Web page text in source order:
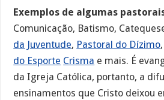
Exemplos de algumas
Comunicação, Batismo,
da Juventude, Pastoral do Dízimo
do Esporte Crisma e mais. É
da Igreja Católica, portanto, a
ensinamentos que Cristo deixou